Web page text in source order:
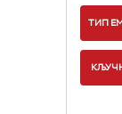
ТИП